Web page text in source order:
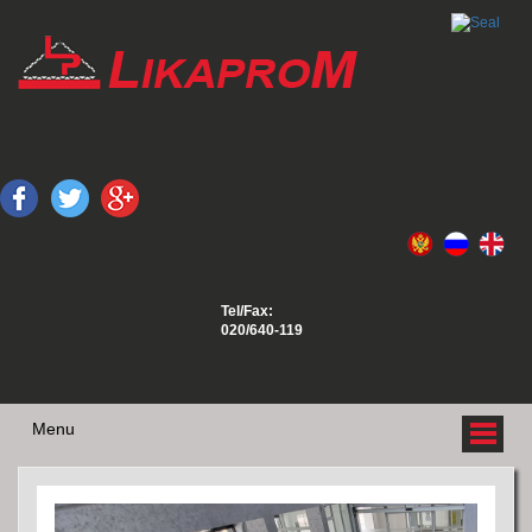
Tel/Fax:
020/640-119
Menu